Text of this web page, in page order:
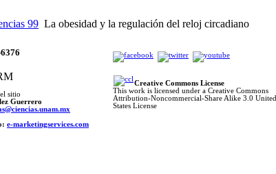
99 La obesidad y la regulación del reloj circadiano
sitio
Guerrero
e-marketingservices.com
Creative Commons License
This work is licensed under a Creative Commons
Attribution-Noncommercial-Share Alike 3.0 United
States License